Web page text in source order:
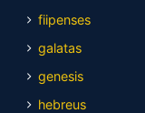
fiipenses
galatas
genesis
hebreus